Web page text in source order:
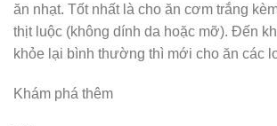
ăn nhạt. Tốt nhất là cho ăn cơm trắng
thịt luộc (không dính da hoặc mỡ). Đến
khỏe lại bình thường thì mới cho ăn các
Khám phá thêm